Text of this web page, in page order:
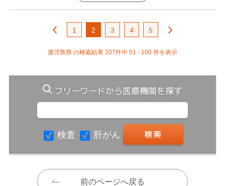
1 2 3 4 5
鹿児島県 の検索結果 207件中 51 - 100 件を表示
フリーワードから医療機関を探す
検査 肝がん
前のページへ戻る